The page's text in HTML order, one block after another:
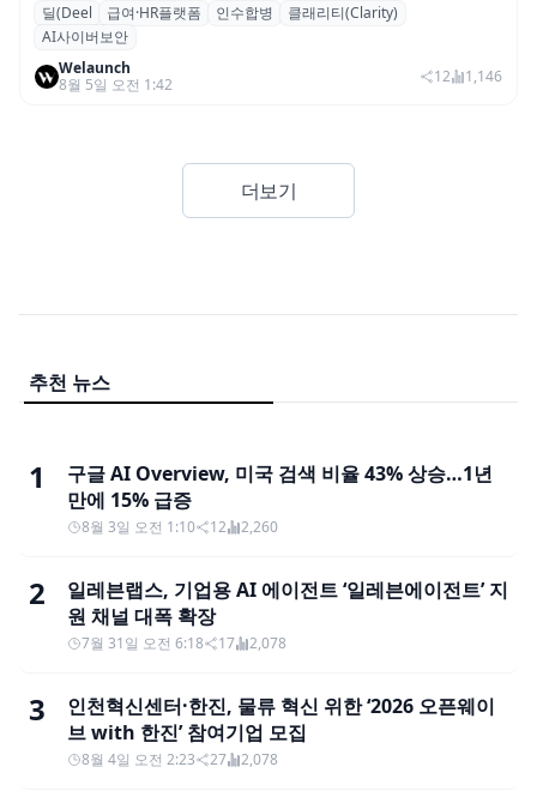
글로벌 HR 플랫폼 딜(Deel), ARR 15억 달러
돌파…AI 보안 역량 강화
딜(Deel 급여·HR플랫폼 인수합병
클래리티(Clarity)
AI사이버보안
Welaunch
8월 5일 오전 1:42
12 1,146
더보기
추천 뉴스
1
구글 AI Overview, 미국 검색 비율 43% 상승…1년
만에 15% 급증
8월 3일 오전 1:10 12 2,260
2
일레븐랩스, 기업용 AI 에이전트 ‘일레븐에이전트’ 지
원 채널 대폭 확장
7월 31일 오전 6:18 17 2,078
3
인천혁신센터·한진, 물류 혁신 위한 ‘2026 오픈웨이
브 with 한진’ 참여기업 모집
8월 4일 오전 2:23 27 2,078